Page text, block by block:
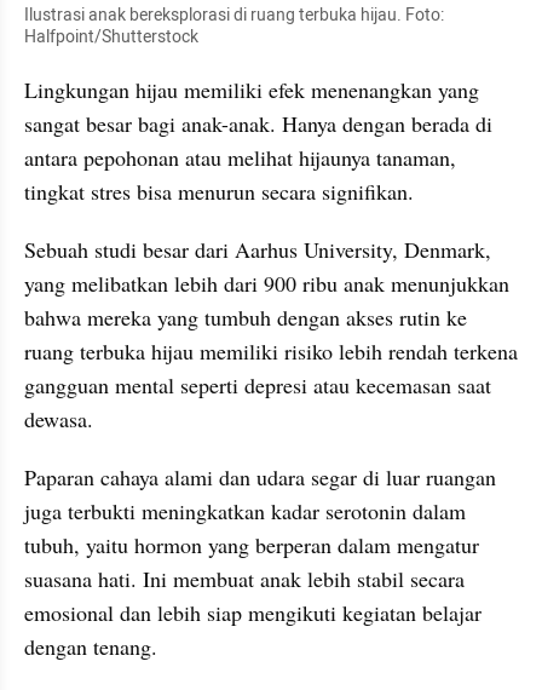
Ilustrasi anak bereksplorasi di ruang terbuka hijau. Foto:
Halfpoint/Shutterstock
Lingkungan hijau memiliki efek menenangkan yang
sangat besar bagi anak-anak. Hanya dengan berada di
antara pepohonan atau melihat hijaunya tanaman,
tingkat stres bisa menurun secara signifikan.
Sebuah studi besar dari Aarhus University, Denmark,
yang melibatkan lebih dari 900 ribu anak menunjukkan
bahwa mereka yang tumbuh dengan akses rutin ke
ruang terbuka hijau memiliki risiko lebih rendah terkena
gangguan mental seperti depresi atau kecemasan saat
dewasa.
Paparan cahaya alami dan udara segar di luar ruangan
juga terbukti meningkatkan kadar serotonin dalam
tubuh, yaitu hormon yang berperan dalam mengatur
suasana hati. Ini membuat anak lebih stabil secara
emosional dan lebih siap mengikuti kegiatan belajar
dengan tenang.